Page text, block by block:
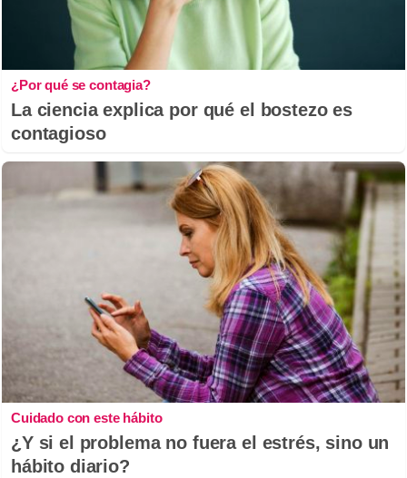
¿Por qué se contagia?
La ciencia explica por qué el bostezo es
contagioso
Cuidado con este hábito
¿Y si el problema no fuera el estrés, sino un
hábito diario?